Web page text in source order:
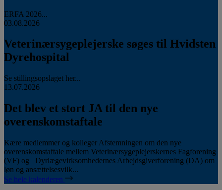
ERFA 2026...
03.08.2026
Veterinærsygeplejerske søges til Hvidsten
Dyrehospital
Se stillingsopslaget her...
13.07.2026
Det blev et stort JA til den nye
overenskomstaftale
Kære medlemmer og kolleger Afstemningen om den nye
overenskomstaftale mellem Veterinærsygeplejerskernes Fagforening
(VF) og Dyrlægevirksomhedernes Arbejdsgiverforening (DA) om
løn og ansættelsesvilk...
Se hele kalenderen